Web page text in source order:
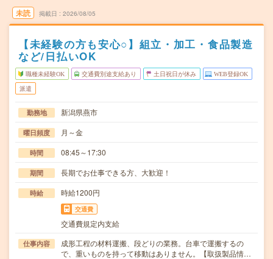
未読 掲載日 2026/08/05
【未経験の方も安心○】組立・加工・食品製造
など/日払いOK
職種未経験OK 交通費別途支給あり 土日祝日が休み WEB登録OK
派遣
勤務地 新潟県燕市
曜日頻度 月～金
時間 08:45～17:30
期間 長期でお仕事できる方、大歓迎！
時給 時給1200円
交通費
交通費規定内支給
仕事内容
成形工程の材料運搬、段どりの業務。台車で運搬するの
で、重いものを持って移動はありません。【取扱製品情…